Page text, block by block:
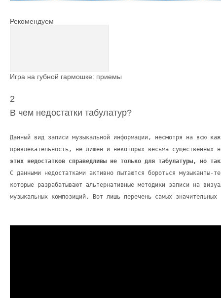
Рекомендуем
Игра на губной гармошке: приемы
2
В чем недостатки табулатур?
Данный вид записи музыкальной информации, несмотря на всю
привлекательность, не лишен и некоторых весьма существенных
этих недостатков справедливы не только для табулатуры, но
С данными недостатками активно пытаются бороться музыканты-
которые разрабатывают альтернативные методики записи на
музыкальных композиций. Вот лишь перечень самых